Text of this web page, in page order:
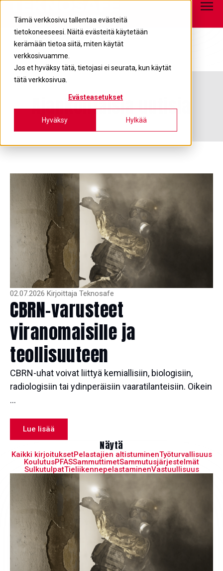
Tämä verkkosivu tallentaa evästeitä
tietokoneeseesi. Näitä evästeitä käytetään
kerämään tietoa siitä, miten käytät
verkkosivuamme.
Jos et hyväksy tätä, tietojasi ei seurata, kun käytät
tätä verkkosivua.
Evästeasetukset
Hyväksy Hylkää
05 680 7700
Ajankohtaisia uutisia
02.07.2026 Kirjoittaja Teknosafe
CBRN-varusteet
viranomaisille ja
teollisuuteen
CBRN-uhat voivat liittyä kemiallisiin, biologisiin,
radiologisiin tai ydinperäisiin vaaratilanteisiin. Oikein
...
Lue lisää
Näytä
Kaikki kirjoituksetPelastajien altistuminenTyöturvallisuus
KoulutusPFASSammuttimetSammutusjärjestelmät
SulkutulpatTieliikennepelastaminenVastuullisuus